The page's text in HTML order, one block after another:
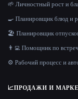
🌱 Личностный рост и
🍳 Планировщик блюд и
🏖 Планировщик
👨‍💻 Помощник по
⚙️ Рабочий процесс и
📈ПРОДАЖИ И